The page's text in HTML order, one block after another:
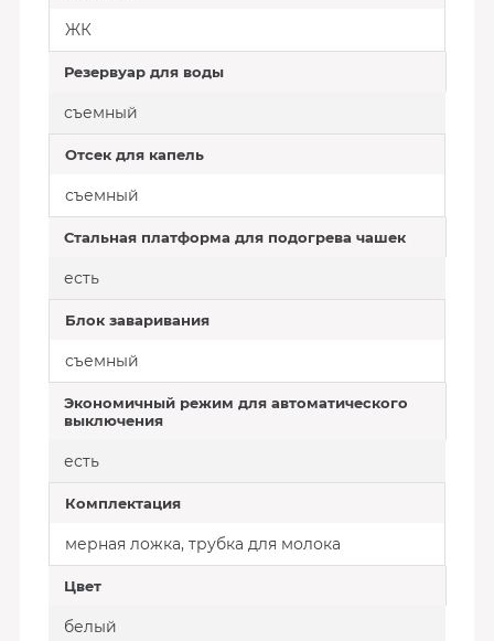
ЖК
Резервуар для воды
съемный
Отсек для капель
съемный
Стальная платформа для подогрева чашек
есть
Блок заваривания
съемный
Экономичный режим для автоматического
выключения
есть
Комплектация
мерная ложка, трубка для молока
Цвет
белый